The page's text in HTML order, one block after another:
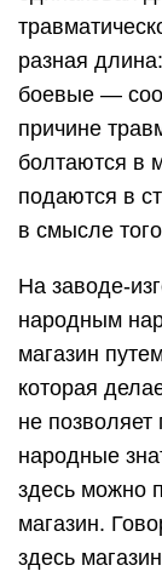
разная
боевые —
причине
болтаются в
подаются в
в смысле
На заводе-
народным
магазин
которая
не
народные
здесь можно
магазин.
здесь